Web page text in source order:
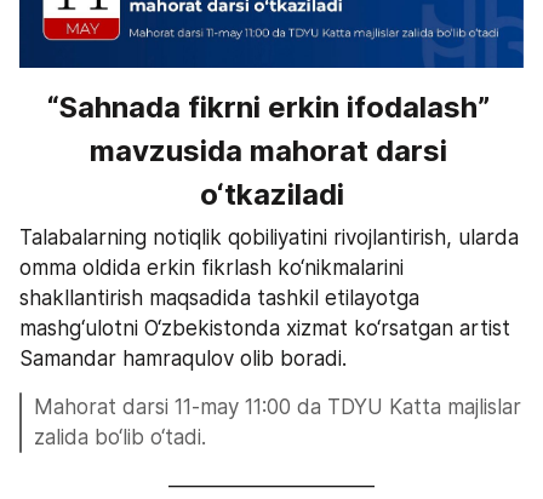
“Sahnada fikrni erkin ifodalash”
mavzusida mahorat darsi
o‘tkaziladi
Talabalarning notiqlik qobiliyatini rivojlantirish, ularda
omma oldida erkin fikrlash ko‘nikmalarini
shakllantirish maqsadida tashkil etilayotga
mashg‘ulotni O‘zbekistonda xizmat ko‘rsatgan artist
Samandar hamraqulov olib boradi.
Mahorat darsi 11-may 11:00 da TDYU Katta majlislar
zalida bo‘lib o‘tadi.
——————————